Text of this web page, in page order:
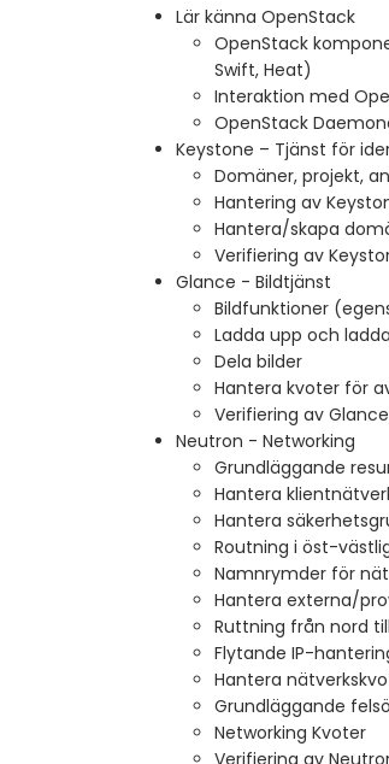
Lär känna OpenStack
OpenStack
Swift, Heat)
Interaktion med
OpenStack
Keystone – Tjänst för
Domäner, projekt,
Hantering av
Hantera/skapa
Verifiering av
Glance - Bildtjänst
Bildfunktioner
Ladda upp och
Dela bilder
Hantera kvoter för
Verifiering av
Neutron - Networking
Grundläggande
Hantera
Hantera
Routning i öst-
Namnrymder för
Hantera externa/
Ruttning från nord
Flytande IP-
Hantera
Grundläggande
Networking Kvoter
Verifiering av